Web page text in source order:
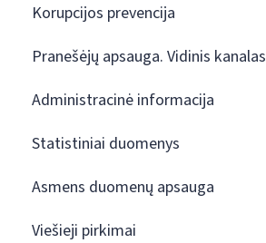
Korupcijos prevencija
Pranešėjų apsauga. Vidinis kanalas
Administracinė informacija
Statistiniai duomenys
Asmens duomenų apsauga
Viešieji pirkimai